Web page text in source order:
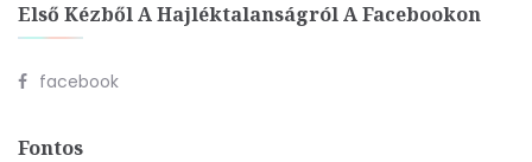
Első Kézből A Hajléktalanságról A Facebookon
facebook
Fontos